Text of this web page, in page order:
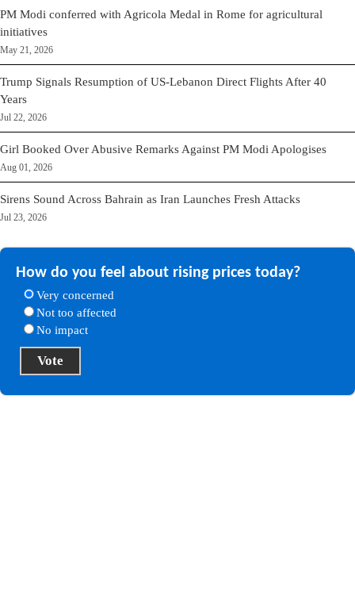
PM Modi conferred with Agricola Medal in Rome for agricultural
initiatives
May 21, 2026
Trump Signals Resumption of US-Lebanon Direct Flights After 40
Years
Jul 22, 2026
Girl Booked Over Abusive Remarks Against PM Modi Apologises
Aug 01, 2026
Sirens Sound Across Bahrain as Iran Launches Fresh Attacks
Jul 23, 2026
How do you feel about rising prices today?
Very concerned
Not too affected
No impact